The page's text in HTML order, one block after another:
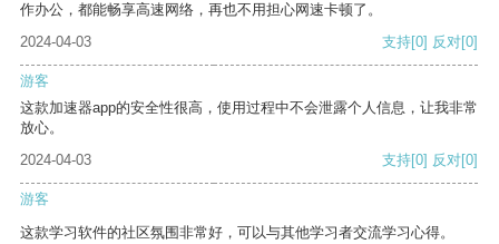
作办公，都能畅享高速网络，再也不用担心网速卡顿了。
2024-04-03
支持[0] 反对[0]
游客
这款加速器app的安全性很高，使用过程中不会泄露个人信息，让我非常
放心。
2024-04-03
支持[0] 反对[0]
游客
这款学习软件的社区氛围非常好，可以与其他学习者交流学习心得。